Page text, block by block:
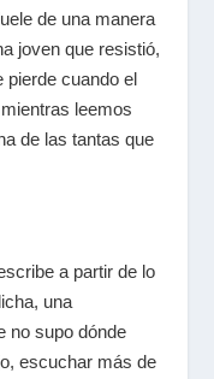
de una manera
joven que resistió,
pierde cuando el
leemos
de las tantas que
a partir de lo
una
no supo dónde
escuchar más de